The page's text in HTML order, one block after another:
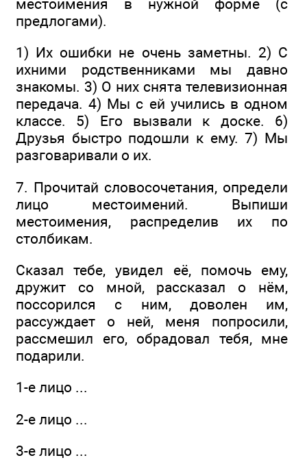
местоимения в нужной форме (с
предлогами).
1) Их ошибки не очень заметны. 2) С
ихними родственниками мы давно
знакомы. 3) О них снята телевизионная
передача. 4) Мы с ей учились в одном
классе. 5) Его вызвали к доске. 6)
Друзья быстро подошли к ему. 7) Мы
разговаривали о их.
7. Прочитай словосочетания, определи
лицо местоимений. Выпиши
местоимения, распределив их по
столбикам.
Сказал тебе, увидел её, помочь ему,
дружит со мной, рассказал о нём,
поссорился с ним, доволен им,
рассуждает о ней, меня попросили,
рассмешил его, обрадовал тебя, мне
подарили.
1-е лицо ...
2-е лицо ...
3-е лицо ...